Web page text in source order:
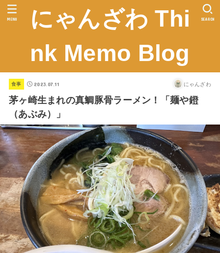
にゃんざわ Thi
nk Memo Blog
SEARCH
MENU
食事 2023.07.11 にゃんざわ
茅ヶ崎生まれの真鯛豚骨ラーメン！「麺や鐙
（あぶみ）」